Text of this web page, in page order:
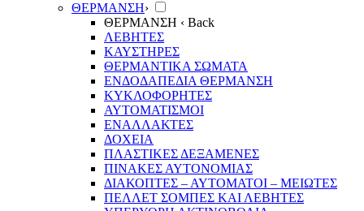
ΘΕΡΜΑΝΣΗ›
ΘΕΡΜΑΝΣΗ ‹ Back
ΛΕΒΗΤΕΣ
ΚΑΥΣΤΗΡΕΣ
ΘΕΡΜΑΝΤΙΚΑ ΣΩΜΑΤΑ
ΕΝΔΟΔΑΠΕΔΙΑ ΘΕΡΜΑΝΣΗ
ΚΥΚΛΟΦΟΡΗΤΕΣ
ΑΥΤΟΜΑΤΙΣΜΟΙ
ΕΝΑΛΛΑΚΤΕΣ
ΔΟΧΕΙΑ
ΠΛΑΣΤΙΚΕΣ ΔΕΞΑΜΕΝΕΣ
ΠΙΝΑΚΕΣ ΑΥΤΟΝΟΜΙΑΣ
ΔΙΑΚΟΠΤΕΣ – ΑΥΤΟΜΑΤΟΙ – ΜΕΙΩΤΕΣ
ΠΕΛΛΕΤ ΣΟΜΠΕΣ ΚΑΙ ΛΕΒΗΤΕΣ